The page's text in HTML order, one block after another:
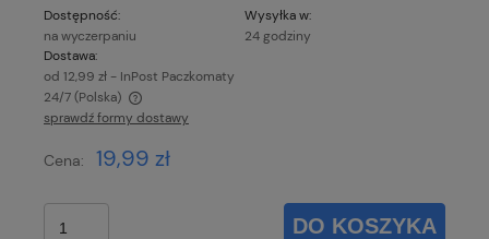
Dostępność:
na wyczerpaniu
Wysyłka w:
24 godziny
Dostawa:
od 12,99 zł - InPost Paczkomaty
24/7(Polska)
Cena nie zawiera ewentualnych kosztów płatności
sprawdź formy dostawy
Cena: 19,99 zł
DO KOSZYKA